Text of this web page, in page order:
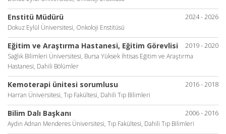
2024 - 2026
Enstitü Müdürü
Dokuz Eylül Üniversitesi, Onkoloji Enstitüsü
2019 - 2020
Eğitim ve Araştırma Hastanesi, Eğitim Görevlisi
Sağlık Bilimleri Üniversitesi, Bursa Yüksek İhtisas Eğitim ve Araştırma
Hastanesi, Dahili Bölümler
2016 - 2018
Kemoterapi ünitesi sorumlusu
Harran Üniversitesi, Tıp Fakültesi, Dahili Tıp Bilimleri
2006 - 2016
Bilim Dalı Başkanı
Aydın Adnan Menderes Üniversitesi, Tıp Fakültesi, Dahili Tıp Bilimleri